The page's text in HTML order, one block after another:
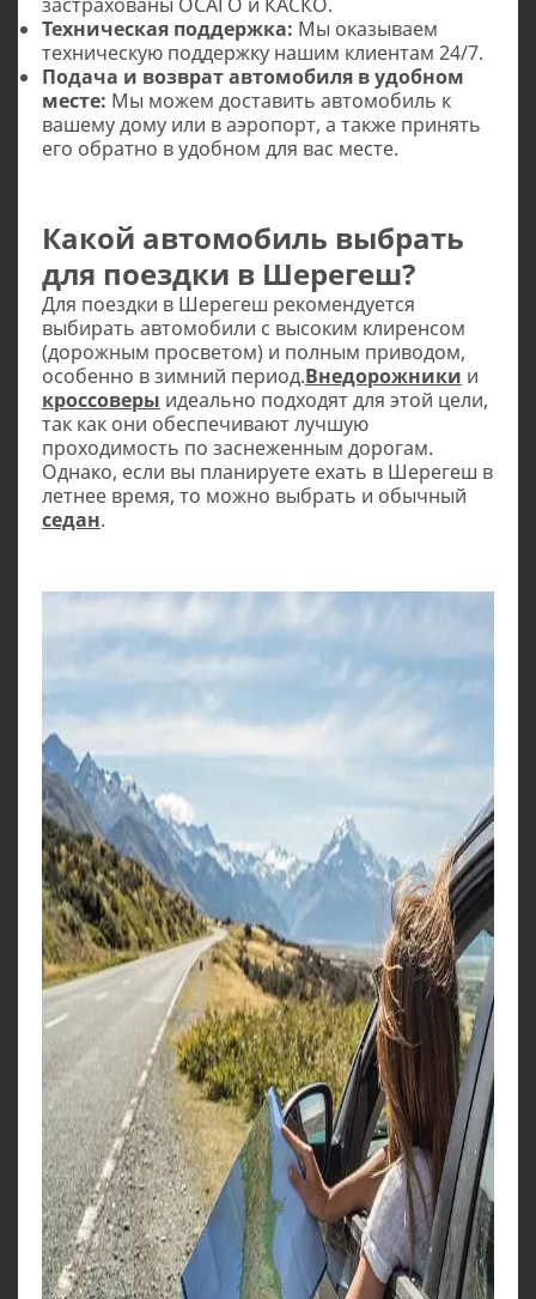
Техническая поддержка: Мы оказываем
техническую поддержку нашим клиентам 24/7.
Подача и возврат автомобиля в удобном
месте: Мы можем доставить автомобиль к
вашему дому или в аэропорт, а также принять
его обратно в удобном для вас месте.
Какой автомобиль выбрать
для поездки в Шерегеш?
Для поездки в Шерегеш рекомендуется
выбирать автомобили с высоким клиренсом
(дорожным просветом) и полным приводом,
особенно в зимний период.Внедорожники и
кроссоверы идеально подходят для этой цели,
так как они обеспечивают лучшую
проходимость по заснеженным дорогам.
Однако, если вы планируете ехать в Шерегеш в
летнее время, то можно выбрать и обычный
седан.